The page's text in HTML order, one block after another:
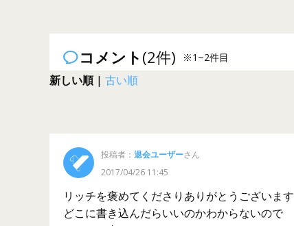
コメント (2件) ※1~2件目
新しい順| 古い順
投稿者： 退会ユーザーさん
2017/04/26 11:45
リッチを褒めてくださりありがとうございます
どこに書き込んだらいいのかわからないので